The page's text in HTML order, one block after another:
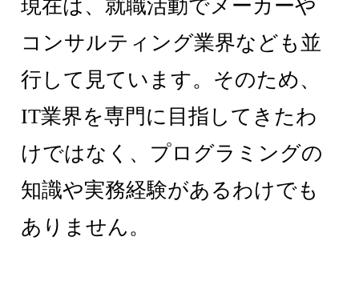
現在は、就職活動でメーカーや
コンサルティング業界なども並
行して見ています。そのため、
IT業界を専門に目指してきたわ
けではなく、プログラミングの
知識や実務経験があるわけでも
ありません。